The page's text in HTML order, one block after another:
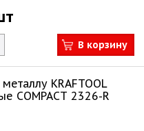
В корзину
KRAFTOOL
COMPACT 2326-R